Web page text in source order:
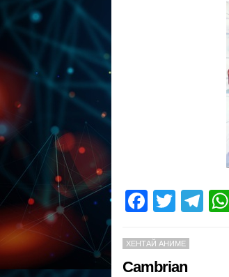
ХЕНТАЙ АНИМЕ
Cambrian